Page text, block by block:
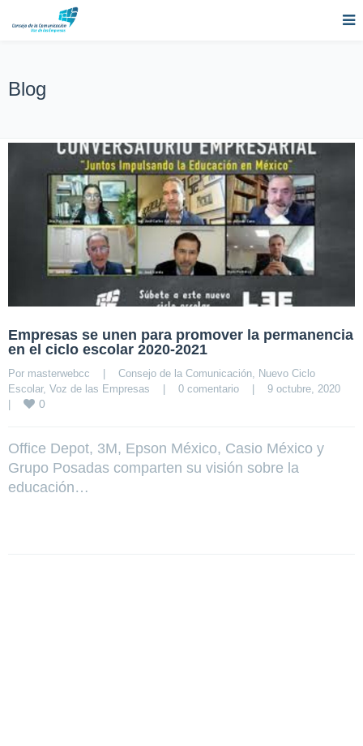
Blog
Empresas se unen para promover la permanencia
en el ciclo escolar 2020-2021
Por masterwebcc | Consejo de la Comunicación Nuevo Ciclo
Escolar, Voz de las Empresas | 0 comentario |
|
0
Office Depot, 3M, Epson México, Casio México y
Grupo Posadas comparten su visión sobre la
educación…